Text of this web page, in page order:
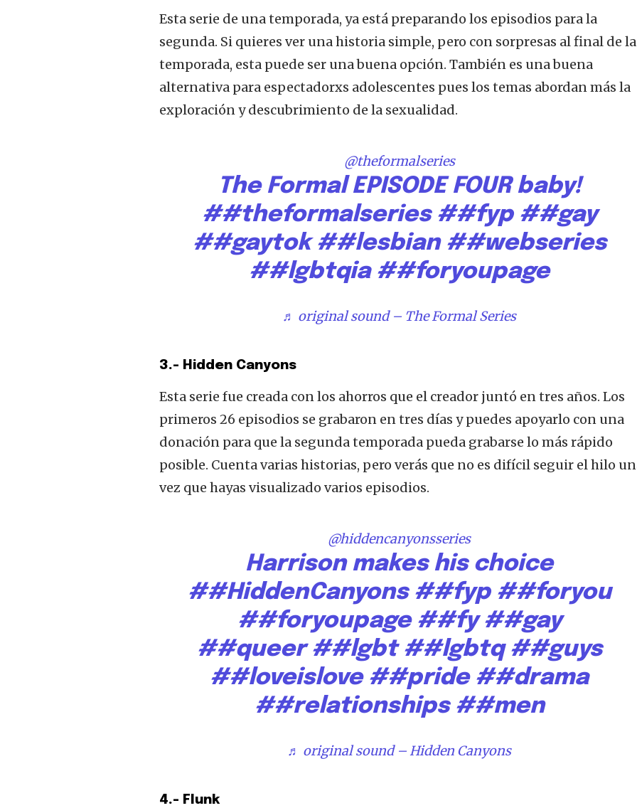
Únete a nuestra comunidad de
Para suscribirse, simplemente ingrese su dirección de correo electrónico en nuestro sitio
suscripción a continuación. No se preocupe, respetamos su privacidad y no enviaremos
información está segura con nosotros.
Esta serie de una temporada, ya está preparando los episodios para la
segunda. Si quieres ver una historia simple, pero con sorpresas al final de la
temporada, esta puede ser una buena opción. También es una buena
alternativa para espectadorxs adolescentes pues los temas abordan más la
exploración y descubrimiento de la sexualidad.
@theformalseries
The Formal EPISODE FOUR baby!
##theformalseries ##fyp ##gay
##gaytok ##lesbian ##webseries
##lgbtqia ##foryoupage
♬ original sound – The Formal Series
3.- Hidden Canyons
Esta serie fue creada con los ahorros que el creador juntó en tres años. Los
primeros 26 episodios se grabaron en tres días y puedes apoyarlo con una
donación para que la segunda temporada pueda grabarse lo más rápido
posible. Cuenta varias historias, pero verás que no es difícil seguir el hilo
vez que hayas visualizado varios episodios.
@hiddencanyonsseries
Harrison makes his choice
##HiddenCanyons ##fyp ##foryou
##foryoupage ##fy ##gay
##queer ##lgbt ##lgbtq ##guys
##loveislove ##pride ##drama
##relationships ##men
♬ original sound – Hidden Canyons
4.- Flunk